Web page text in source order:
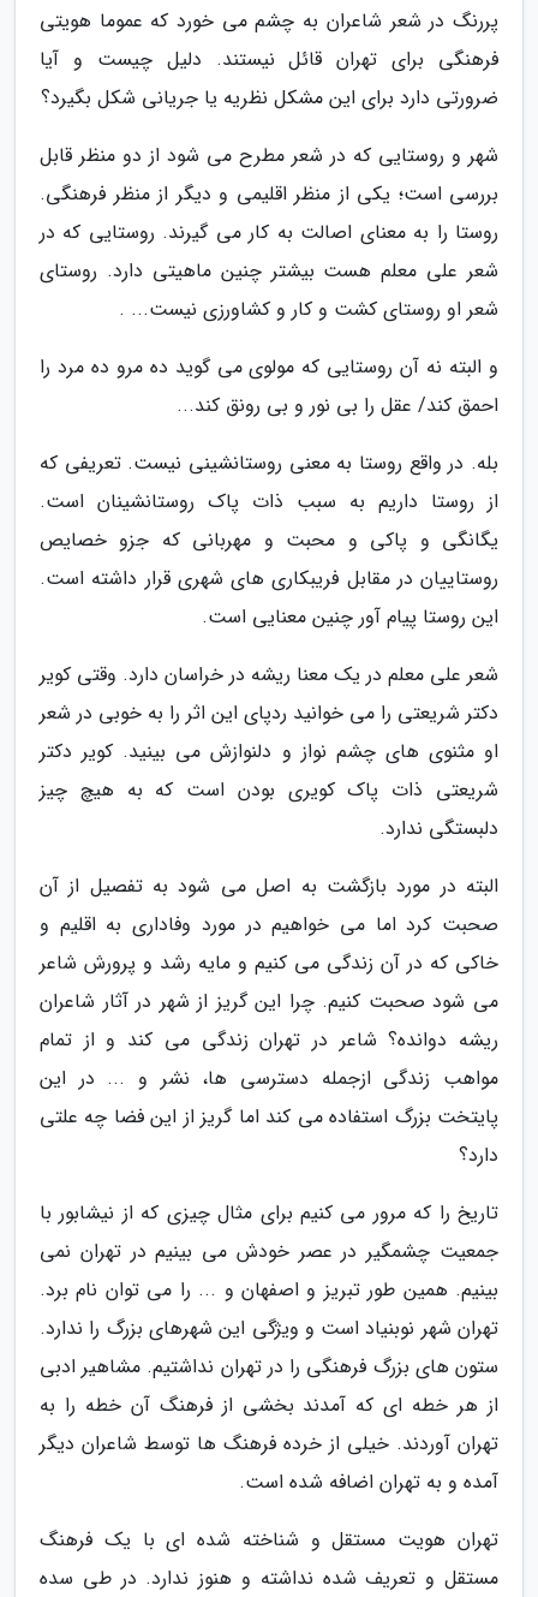
پررنگ در شعر شاعران به چشم می خورد که عموما هویتی
فرهنگی برای تهران قائل نیستند. دلیل چیست و آیا
ضرورتی دارد برای این مشکل نظریه یا جریانی شکل بگیرد؟
شهر و روستایی که در شعر مطرح می شود از دو منظر قابل
بررسی است؛ یکی از منظر اقلیمی و دیگر از منظر فرهنگی.
روستا را به معنای اصالت به کار می گیرند. روستایی که در
شعر علی معلم هست بیشتر چنین ماهیتی دارد. روستای
شعر او روستای کشت و کار و کشاورزی نیست... .
و البته نه آن روستایی که مولوی می گوید ده مرو ده مرد را
احمق کند/ عقل را بی نور و بی رونق کند...
بله. در واقع روستا به معنی روستانشینی نیست. تعریفی که
از روستا داریم به سبب ذات پاک روستانشینان است.
یگانگی و پاکی و محبت و مهربانی که جزو خصایص
روستاییان در مقابل فریبکاری های شهری قرار داشته است.
این روستا پیام آور چنین معنایی است.
شعر علی معلم در یک معنا ریشه در خراسان دارد. وقتی کویر
دکتر شریعتی را می خوانید ردپای این اثر را به خوبی در شعر
او مثنوی های چشم نواز و دلنوازش می بینید. کویر دکتر
شریعتی ذات پاک کویری بودن است که به هیچ چیز
دلبستگی ندارد.
البته در مورد بازگشت به اصل می شود به تفصیل از آن
صحبت کرد اما می خواهیم در مورد وفاداری به اقلیم و
خاکی که در آن زندگی می کنیم و مایه رشد و پرورش شاعر
می شود صحبت کنیم. چرا این گریز از شهر در آثار شاعران
ریشه دوانده؟ شاعر در تهران زندگی می کند و از تمام
مواهب زندگی ازجمله دسترسی ها، نشر و ... در این
پایتخت بزرگ استفاده می کند اما گریز از این فضا چه علتی
دارد؟
تاریخ را که مرور می کنیم برای مثال چیزی که از نیشابور با
جمعیت چشمگیر در عصر خودش می بینیم در تهران نمی
بینیم. همین طور تبریز و اصفهان و ... را می توان نام برد.
تهران شهر نوبنیاد است و ویژگی این شهرهای بزرگ را ندارد.
ستون های بزرگ فرهنگی را در تهران نداشتیم. مشاهیر ادبی
از هر خطه ای که آمدند بخشی از فرهنگ آن خطه را به
تهران آوردند. خیلی از خرده فرهنگ ها توسط شاعران دیگر
آمده و به تهران اضافه شده است.
تهران هویت مستقل و شناخته شده ای با یک فرهنگ
مستقل و تعریف شده نداشته و هنوز ندارد. در طی سده